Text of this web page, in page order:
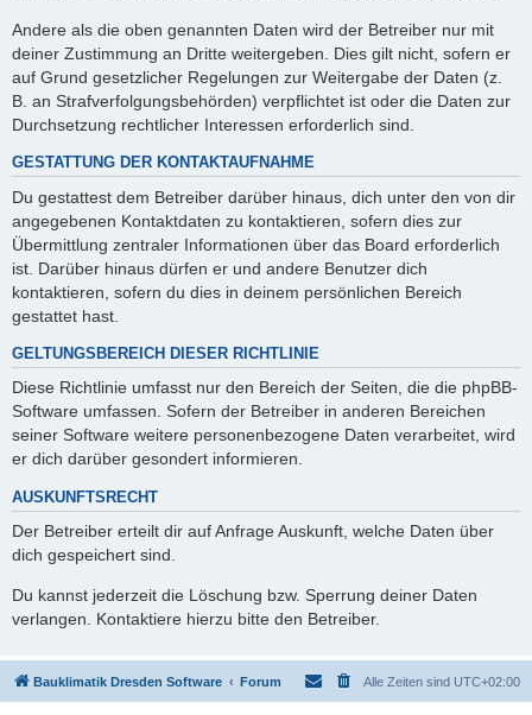
Andere als die oben genannten Daten wird der Betreiber nur mit
deiner Zustimmung an Dritte weitergeben. Dies gilt nicht, sofern er
auf Grund gesetzlicher Regelungen zur Weitergabe der Daten (z.
B. an Strafverfolgungsbehörden) verpflichtet ist oder die Daten zur
Durchsetzung rechtlicher Interessen erforderlich sind.
GESTATTUNG DER KONTAKTAUFNAHME
Du gestattest dem Betreiber darüber hinaus, dich unter den von dir
angegebenen Kontaktdaten zu kontaktieren, sofern dies zur
Übermittlung zentraler Informationen über das Board erforderlich
ist. Darüber hinaus dürfen er und andere Benutzer dich
kontaktieren, sofern du dies in deinem persönlichen Bereich
gestattet hast.
GELTUNGSBEREICH DIESER RICHTLINIE
Diese Richtlinie umfasst nur den Bereich der Seiten, die die phpBB-
Software umfassen. Sofern der Betreiber in anderen Bereichen
seiner Software weitere personenbezogene Daten verarbeitet, wird
er dich darüber gesondert informieren.
AUSKUNFTSRECHT
Der Betreiber erteilt dir auf Anfrage Auskunft, welche Daten über
dich gespeichert sind.
Du kannst jederzeit die Löschung bzw. Sperrung deiner Daten
verlangen. Kontaktiere hierzu bitte den Betreiber.
Bauklimatik Dresden Software Forum Alle Zeiten sind UTC+02:00